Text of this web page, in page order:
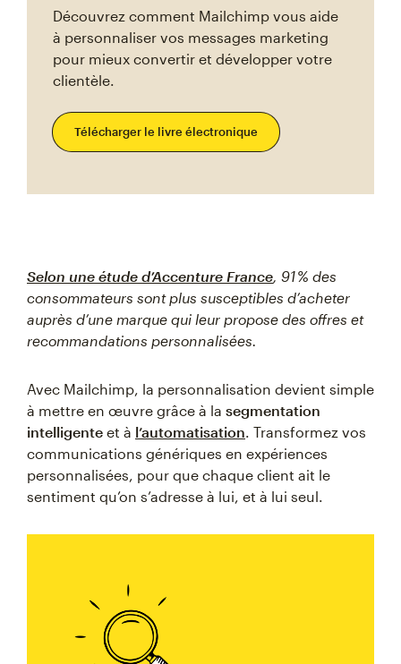
Découvrez comment Mailchimp vous aide
à personnaliser vos messages marketing
pour mieux convertir et développer votre
clientèle.
Télécharger le livre électronique
Selon une étude d’Accenture France , 91 % des
consommateurs sont plus susceptibles d’acheter
auprès d’une marque qui leur propose des offres et
recommandations personnalisées.
Avec Mailchimp, la personnalisation devient simple
à mettre en œuvre grâce à la segmentation
intelligente et à l’automatisation . Transformez vos
communications génériques en expériences
personnalisées, pour que chaque client ait le
sentiment qu’on s’adresse à lui, et à lui seul.